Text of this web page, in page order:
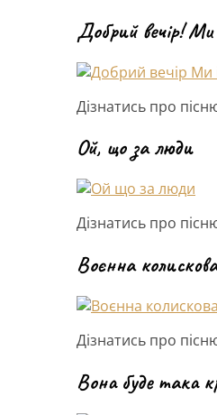
Добрий вечір! Ми
Дізнатись про
Ой, що за люди
Дізнатись про
Воєнна колискова
Дізнатись про
Вона буде така